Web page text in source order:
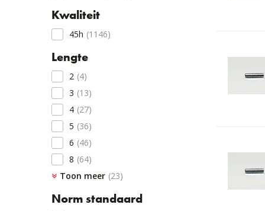
16 (115)
20 (71)
2,5
1,6 (7)
Kwaliteit
45h (1146)
Lengte
2 (4)
3 (13)
4 (27)
5 (36)
6 (46)
8 (64)
10 (77)
Toon meer (23)
Norm standaard